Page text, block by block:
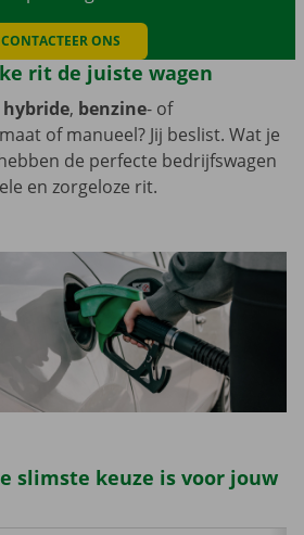
CONTACTEER ONS
rit de juiste wagen
hybride, benzine- of
of manueel? Jij beslist. Wat je
de perfecte bedrijfswagen
en zorgeloze rit.
slimste keuze is voor jouw